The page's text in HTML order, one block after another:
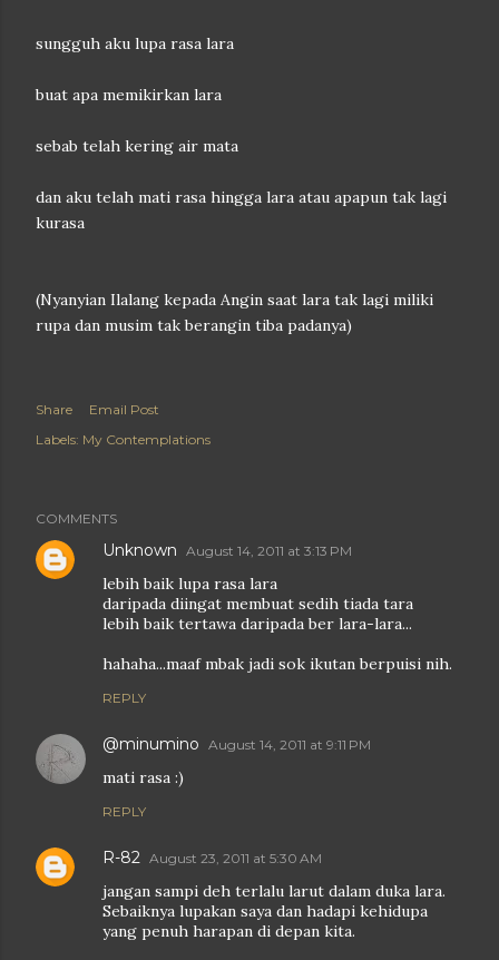
sungguh aku lupa rasa lara
buat apa memikirkan lara
sebab telah kering air mata
dan aku telah mati rasa hingga lara atau apapun tak lagi
kurasa
(Nyanyian Ilalang kepada Angin saat lara tak lagi miliki
rupa dan musim tak berangin tiba padanya)
Share
Email Post
Labels: My Contemplations
COMMENTS
Unknown August 14, 2011 at 3:13 PM
lebih baik lupa rasa lara
daripada diingat membuat sedih tiada tara
lebih baik tertawa daripada ber lara-lara...
hahaha...maaf mbak jadi sok ikutan berpuisi nih.
REPLY
@minumino August 14, 2011 at 9:11 PM
mati rasa :)
REPLY
R-82 August 23, 2011 at 5:30 AM
jangan sampi deh terlalu larut dalam duka lara.
Sebaiknya lupakan saya dan hadapi kehidupa
yang penuh harapan di depan kita.